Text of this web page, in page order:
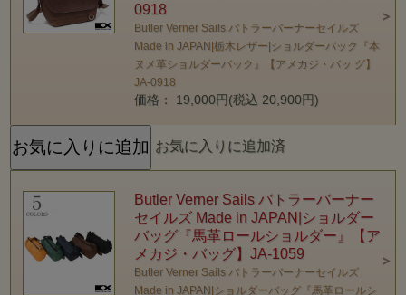
0918
Butler Verner Sails バトラーバーナーセイルズ
Made in JAPAN|栃木レザー|ショルダーバック『本
ヌメ革ショルダーバック』【アメカジ・バッ グ】
JA-0918
価格： 19,000円(税込 20,900円)
お気に入りに追加済
Butler Verner Sails バトラーバーナー
セイルズ Made in JAPAN|ショルダー
バッグ『馬革ロールショルダー』【ア
メカジ・バッグ】JA-1059
Butler Verner Sails バトラーバーナーセイルズ
Made in JAPAN|ショルダーバッグ『馬革ロールシ